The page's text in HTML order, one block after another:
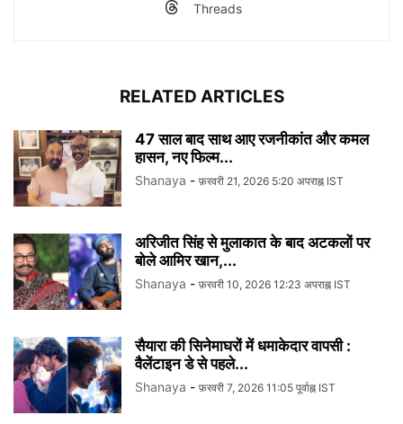
Threads
RELATED ARTICLES
47 साल बाद साथ आए रजनीकांत और कमल
हासन, नए फिल्म...
Shanaya - फ़रवरी 21, 2026 5:20 अपराह्न IST
अरिजीत सिंह से मुलाकात के बाद अटकलों पर
बोले आमिर खान,...
Shanaya - फ़रवरी 10, 2026 12:23 अपराह्न IST
सैयारा की सिनेमाघरों में धमाकेदार वापसी :
वैलेंटाइन डे से पहले...
Shanaya - फ़रवरी 7, 2026 11:05 पूर्वाह्न IST